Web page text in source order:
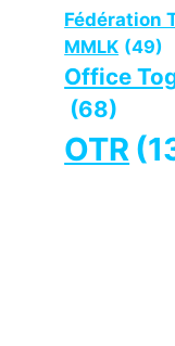
Fédération
MMLK (49)
Office
(68)
OTR